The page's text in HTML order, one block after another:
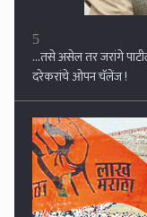
6
मराठा आरक्षण :
राज्य सरकारचा